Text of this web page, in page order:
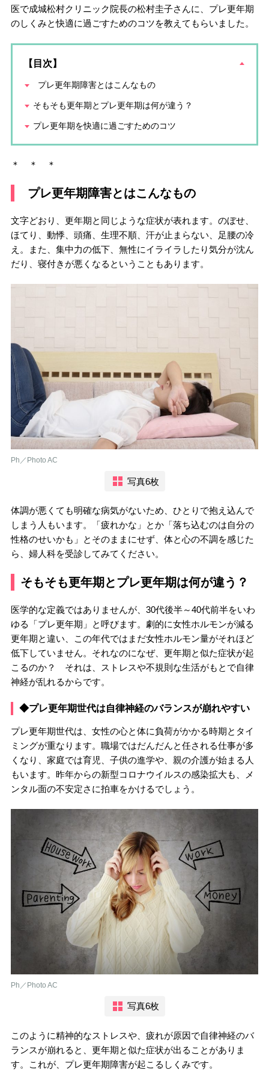
医で成城松村クリニック院長の松村圭子さんに、プレ更年期
のしくみと快適に過ごすためのコツを教えてもらいました。
【目次】
プレ更年期障害とはこんなもの
そもそも更年期とプレ更年期は何が違う？
プレ更年期を快適に過ごすためのコツ
＊ ＊ ＊
プレ更年期障害とはこんなもの
文字どおり、更年期と同じような症状が表れます。のぼせ、
ほてり、動悸、頭痛、生理不順、汗が止まらない、足腰の冷
え。また、集中力の低下、無性にイライラしたり気分が沈ん
だり、寝付きが悪くなるということもあります。
Ph／Photo AC
写真6枚
体調が悪くても明確な病気がないため、ひとりで抱え込んで
しまう人もいます。「疲れかな」とか「落ち込むのは自分の
性格のせいかも」とそのままにせず、体と心の不調を感じた
ら、婦人科を受診してみてください。
そもそも更年期とプレ更年期は何が違う？
医学的な定義ではありませんが、30代後半～40代前半をいわ
ゆる「プレ更年期」と呼びます。劇的に女性ホルモンが減る
更年期と違い、この年代ではまだ女性ホルモン量がそれほど
低下していません。それなのになぜ、更年期と似た症状が起
こるのか？ それは、ストレスや不規則な生活がもとで自律
神経が乱れるからです。
◆プレ更年期世代は自律神経のバランスが崩れやすい
プレ更年期世代は、女性の心と体に負荷がかかる時期とタイ
ミングが重なります。職場ではだんだんと任される仕事が多
くなり、家庭では育児、子供の進学や、親の介護が始まる人
もいます。昨年からの新型コロナウイルスの感染拡大も、メ
ンタル面の不安定さに拍車をかけるでしょう。
Ph／Photo AC
写真6枚
このように精神的なストレスや、疲れが原因で自律神経のバ
ランスが崩れると、更年期と似た症状が出ることがありま
す。これが、プレ更年期障害が起こるしくみです。